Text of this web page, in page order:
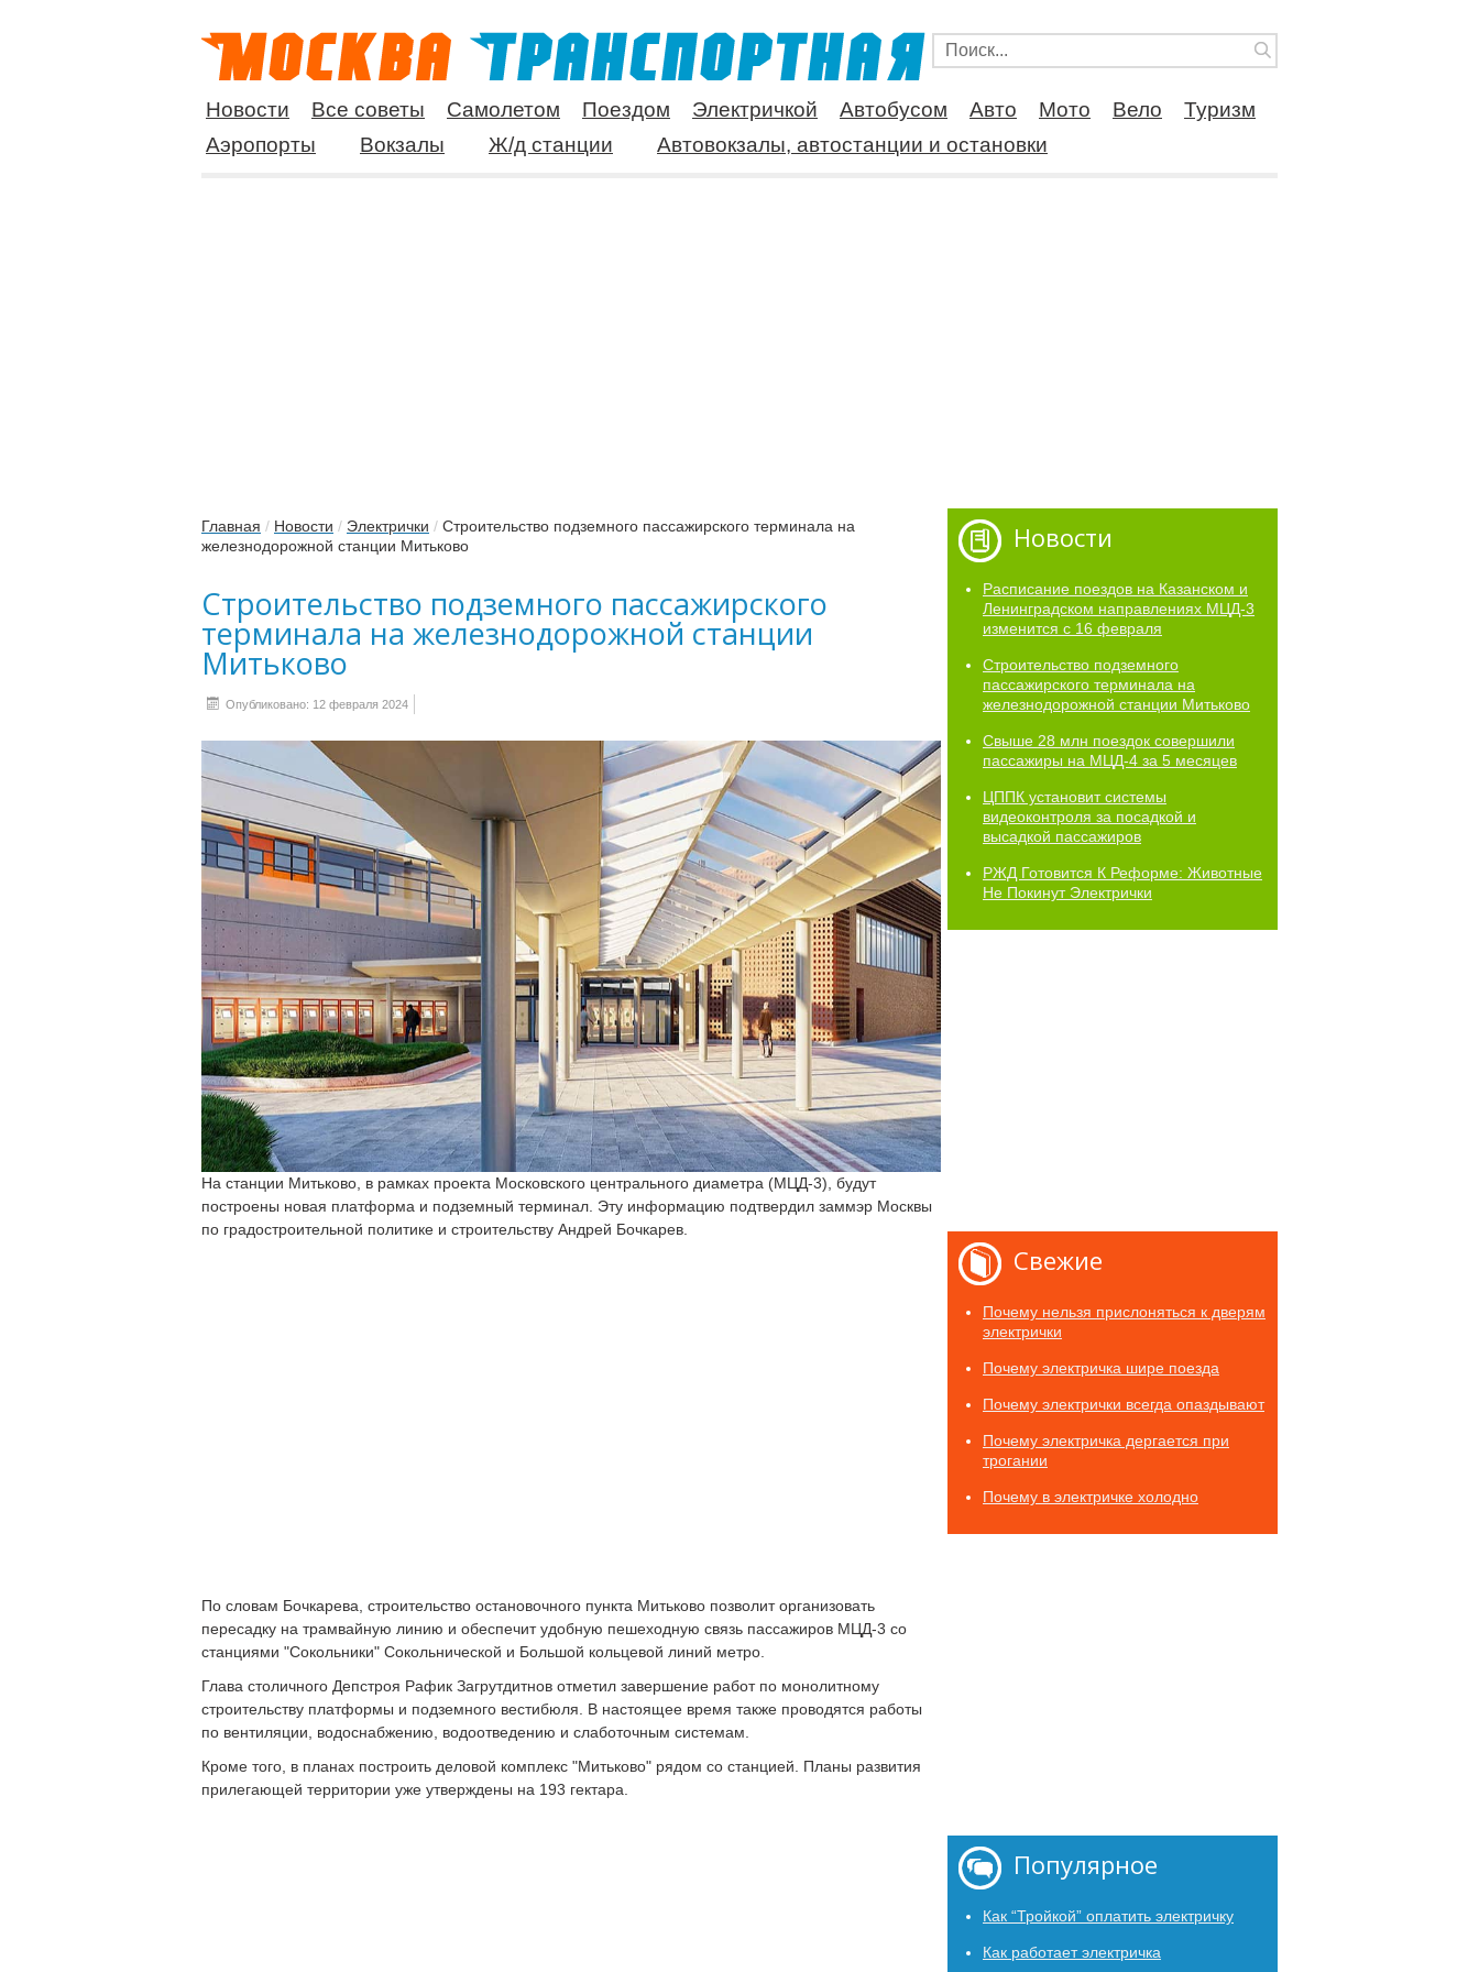
Новости Все советы Самолетом Поездом Электричкой Автобусом Авто Мото Вело
Туризм
Аэропорты
Вокзалы Ж/д станции Автовокзалы, автостанции и остановки
Главная / Новости / Электрички / Строительство подземного пассажирского терминала на
железнодорожной станции Митьково
Строительство подземного пассажирского
терминала на железнодорожной станции
Митьково
Опубликовано: 12 февраля 2024
На станции Митьково, в рамках проекта Московского центрального диаметра (МЦД-3), будут
построены новая платформа и подземный терминал. Эту информацию подтвердил заммэр Москвы
по градостроительной политике и строительству Андрей Бочкарев.
По словам Бочкарева, строительство остановочного пункта Митьково позволит организовать
пересадку на трамвайную линию и обеспечит удобную пешеходную связь пассажиров МЦД-3 со
станциями "Сокольники" Сокольнической и Большой кольцевой линий метро.
Глава столичного Депстроя Рафик Загрутдитнов отметил завершение работ по монолитному
строительству платформы и подземного вестибюля. В настоящее время также проводятся работы
по вентиляции, водоснабжению, водоотведению и слаботочным системам.
Кроме того, в планах построить деловой комплекс "Митьково" рядом со станцией. Планы развития
прилегающей территории уже утверждены на 193 гектара.
Новости
Расписание поездов на Казанском и
Ленинградском направлениях МЦД-3
изменится с 16 февраля
Строительство подземного
пассажирского терминала на
железнодорожной станции Митьково
Свыше 28 млн поездок совершили
пассажиры на МЦД-4 за 5 месяцев
ЦППК установит системы
видеоконтроля за посадкой и
высадкой пассажиров
РЖД Готовится К Реформе: Животные
Не Покинут Электрички
Свежие
Почему нельзя прислоняться к дверям
электрички
Почему электричка шире поезда
Почему электрички всегда опаздывают
Почему электричка дергается при
трогании
Почему в электричке холодно
Популярное
Как “Тройкой” оплатить электричку
Как работает электричка